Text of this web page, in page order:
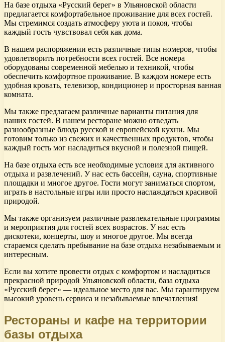
На базе отдыха «Русский берег» в Ульяновской области
предлагается комфортабельное проживание для всех гостей.
Мы стремимся создать атмосферу уюта и покоя, чтобы
каждый гость чувствовал себя как дома.
В нашем распоряжении есть различные типы номеров, чтобы
удовлетворить потребности всех гостей. Все номера
оборудованы современной мебелью и техникой, чтобы
обеспечить комфортное проживание. В каждом номере есть
удобная кровать, телевизор, кондиционер и просторная ванная
комната.
Мы также предлагаем различные варианты питания для
наших гостей. В нашем ресторане можно отведать
разнообразные блюда русской и европейской кухни. Мы
готовим только из свежих и качественных продуктов, чтобы
каждый гость мог насладиться вкусной и полезной пищей.
На базе отдыха есть все необходимые условия для активного
отдыха и развлечений. У нас есть бассейн, сауна, спортивные
площадки и многое другое. Гости могут заниматься спортом,
играть в настольные игры или просто наслаждаться красивой
природой.
Мы также организуем различные развлекательные программы
и мероприятия для гостей всех возрастов. У нас есть
дискотеки, концерты, шоу и многое другое. Мы всегда
стараемся сделать пребывание на базе отдыха незабываемым и
интересным.
Если вы хотите провести отдых с комфортом и насладиться
прекрасной природой Ульяновской области, база отдыха
«Русский берег» — идеальное место для вас. Мы гарантируем
высокий уровень сервиса и незабываемые впечатления!
Рестораны и кафе на территории
базы отдыха